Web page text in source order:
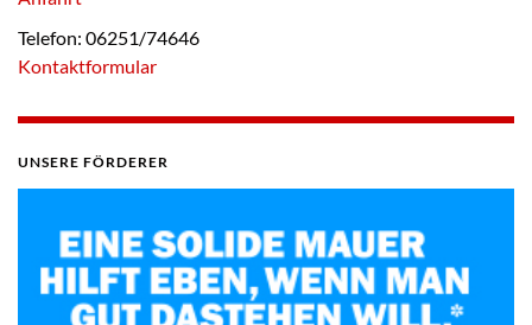
Telefon: 06251/74646
Kontaktformular
UNSERE FÖRDERER